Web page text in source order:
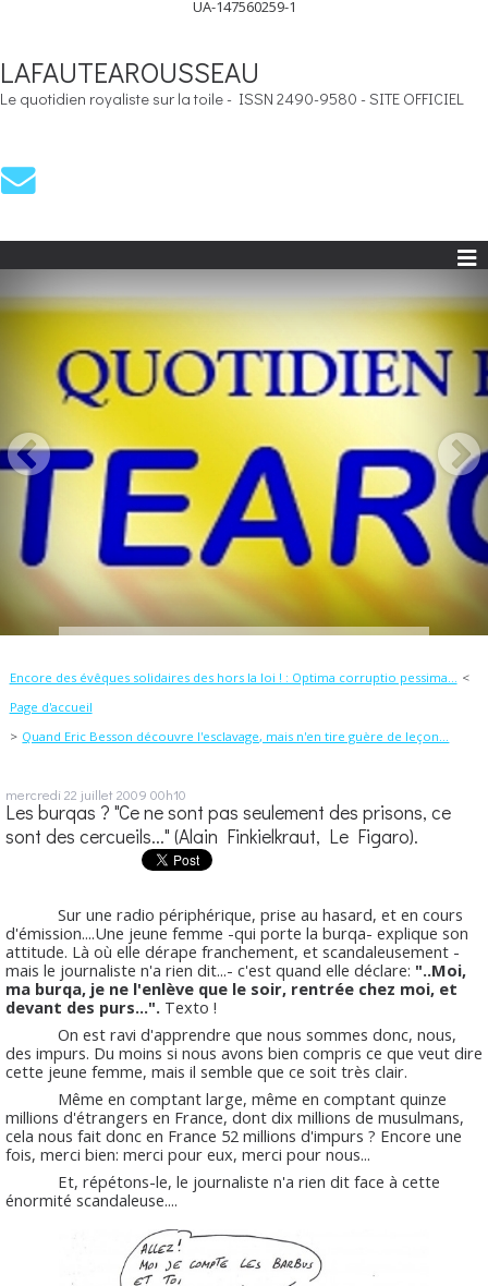
UA-147560259-1
LAFAUTEAROUSSEAU
Le quotidien royaliste sur la toile - ISSN 2490-9580 - SITE OFFICIEL
Encore des évêques solidaires des hors la loi ! : Optima corruptio pessima...
Page d'accueil
Quand Eric Besson découvre l'esclavage, mais n'en tire guère de leçon...
mercredi 22 juillet 2009 00h10
Les burqas ? "Ce ne sont pas seulement des prisons, ce
sont des cercueils..." (Alain Finkielkraut, Le Figaro).
Sur une radio périphérique, prise au hasard, et en cours
d'émission....Une jeune femme -qui porte la burqa- explique son
attitude. Là où elle dérape franchement, et scandaleusement -
mais le journaliste n'a rien dit...- c'est quand elle déclare: "..Moi,
ma burqa, je ne l'enlève que le soir, rentrée chez moi, et
devant des purs...". Texto !
On est ravi d'apprendre que nous sommes donc, nous,
des impurs. Du moins si nous avons bien compris ce que veut dire
cette jeune femme, mais il semble que ce soit très clair.
Même en comptant large, même en comptant quinze
millions d'étrangers en France, dont dix millions de musulmans,
cela nous fait donc en France 52 millions d'impurs ? Encore une
fois, merci bien: merci pour eux, merci pour nous...
Et, répétons-le, le journaliste n'a rien dit face à cette
énormité scandaleuse....